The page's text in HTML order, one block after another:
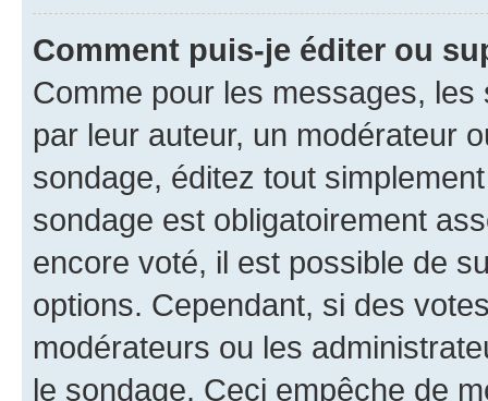
Comment puis-je éditer ou
Comme pour les messages,
par leur auteur, un modérateur
sondage, éditez tout
sondage est obligatoirement
encore voté, il est possible de
options. Cependant, si des
modérateurs ou les
le sondage. Ceci empêche de